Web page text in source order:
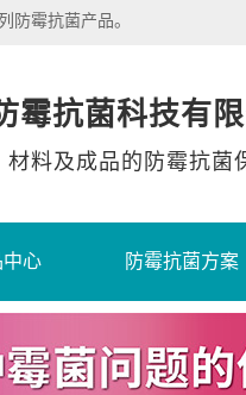
防霉抗菌产品。
霉抗菌科技有
料及成品的防霉抗菌
中心 防霉抗菌方案